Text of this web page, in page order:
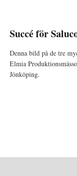
Succé för
Denna bild på de tre
Elmia
Jönköping.